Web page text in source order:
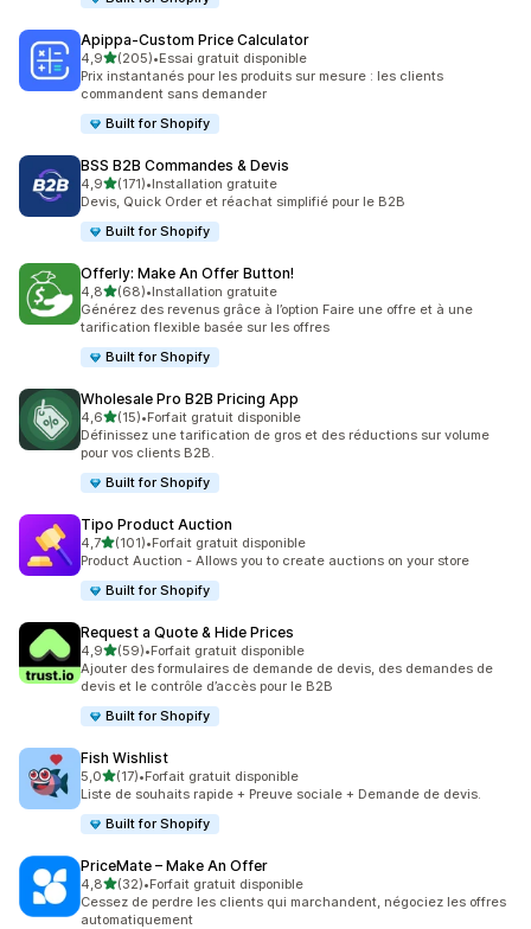
Apippa‑Custom Price Calculator
4,9étoile(s) sur 5
(205)
205 avis au total
•Essai gratuit disponible
Prix instantanés pour les produits sur mesure : les clients
commandent sans demander
Built for Shopify
BSS B2B Commandes & Devis
4,9étoile(s) sur 5
(171)
171 avis au total
•Installation gratuite
Devis, Quick Order et réachat simplifié pour le B2B
Built for Shopify
Offerly: Make An Offer Button!
4,8étoile(s) sur 5
(68)
68 avis au total
•Installation gratuite
Générez des revenus grâce à l’option Faire une offre et à une
tarification flexible basée sur les offres
Built for Shopify
Wholesale Pro B2B Pricing App
4,6étoile(s) sur 5
(15)
15 avis au total
•Forfait gratuit disponible
Définissez une tarification de gros et des réductions sur volume
pour vos clients B2B.
Built for Shopify
Tipo Product Auction
4,7étoile(s) sur 5
(101)
101 avis au total
•Forfait gratuit disponible
Product Auction - Allows you to create auctions on your store
Built for Shopify
Request a Quote & Hide Prices
4,9étoile(s) sur 5
(59)
59 avis au total
•Forfait gratuit disponible
Ajouter des formulaires de demande de devis, des demandes de
devis et le contrôle d’accès pour le B2B
Built for Shopify
Fish Wishlist
5,0étoile(s) sur 5
(17)
17 avis au total
•Forfait gratuit disponible
Liste de souhaits rapide + Preuve sociale + Demande de devis.
Built for Shopify
PriceMate – Make An Offer
4,8étoile(s) sur 5
(32)
32 avis au total
•Forfait gratuit disponible
Cessez de perdre les clients qui marchandent, négociez les offres
automatiquement